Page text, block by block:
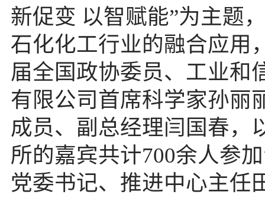
新促变 以智赋能”为主题
石化化工行业的融合应用
届全国政协委员、工业和
有限公司首席科学家孙丽
成员、副总经理闫国春，
所的嘉宾共计700余人参
党委书记、推进中心主任